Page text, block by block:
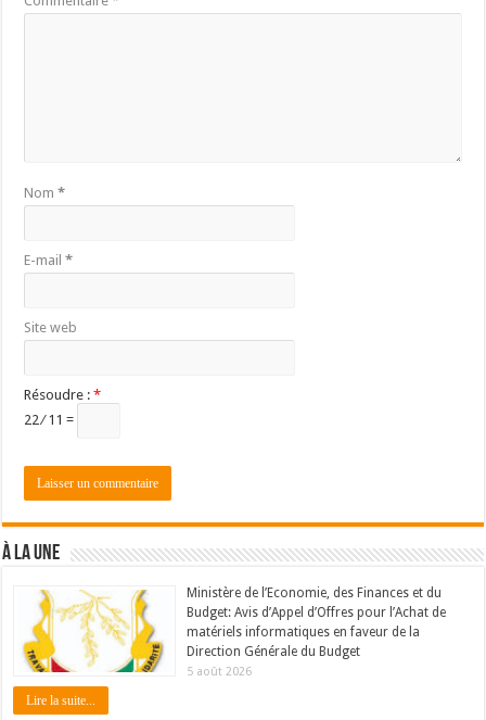
Nom*
E-mail*
Site web
Résoudre :*
22 ⁄ 11 =
À LA UNE
Ministère de l’Economie, des Finances et du
Budget: Avis d’Appel d’Offres pour l’Achat de
matériels informatiques en faveur de la
Direction Générale du Budget
5 août 2026
Lire la suite...